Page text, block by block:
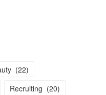
(22)
Recruiting (20)